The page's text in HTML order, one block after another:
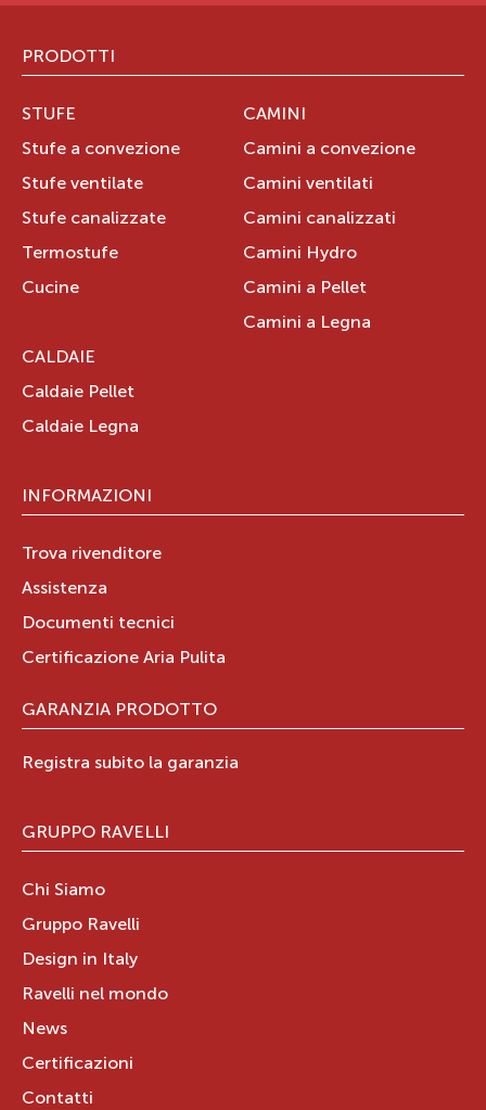
DURA IMPIANTI TECNOLOGI
VIA SCUDIERI 146
80047SAN GIUSEPPE VESUVIANO
Campania
ADC IMPIANTI DI ANTONIO DI CAPRIO
VIA SANTACROCE 79
CampaniaIT
Alessandro Manzoni n°105
84018
SCAFATI
C.A.T. SERVICE DI CAMPITIELLO
VIA LARGO UMBERTO PADOVANO, 32
84010
CampaniaIT
Tel.:081 930741
PRODOTTI
STUFE
Stufe a convezione
Stufe ventilate
Stufe canalizzate
Termostufe
Cucine
CAMINI
Camini a convezione
Camini ventilati
Camini canalizzati
Camini Hydro
Camini a Pellet
Camini a Legna
CALDAIE
Caldaie Pellet
Caldaie Legna
INFORMAZIONI
Trova rivenditore
Assistenza
Documenti tecnici
Certificazione Aria Pulita
GARANZIA PRODOTTO
Registra subito la garanzia
GRUPPO RAVELLI
Chi Siamo
Gruppo Ravelli
Design in Italy
Ravelli nel mondo
News
Certificazioni
Contatti